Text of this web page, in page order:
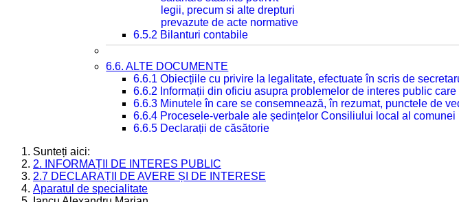
legii, precum si alte drepturi
prevazute de acte normative
6.5.2 Bilanturi contabile
6.6. ALTE DOCUMENTE
6.6.1 Obiecțiile cu privire la legalitate, efectuate în scris de
6.6.2 Informații din oficiu asupra problemelor de interes public
6.6.3 Minutele în care se consemnează, în rezumat, punctele de
6.6.4 Procesele-verbale ale ședințelor Consiliului local al comunei
6.6.5 Declarații de căsătorie
Sunteți aici:
2. INFORMAȚII DE INTERES PUBLIC
2.7 DECLARAȚII DE AVERE ȘI DE INTERESE
Aparatul de specialitate